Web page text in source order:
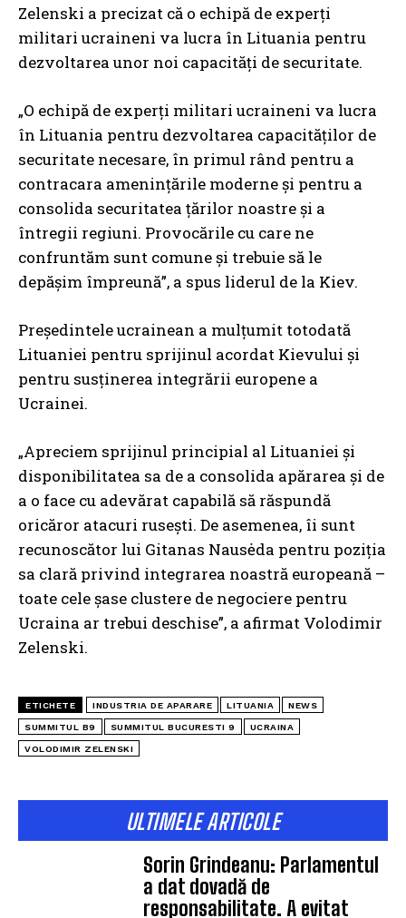
Zelenski a precizat că o echipă de experți
militari ucraineni va lucra în Lituania pentru
dezvoltarea unor noi capacități de securitate.
„O echipă de experți militari ucraineni va lucra
în Lituania pentru dezvoltarea capacităților de
securitate necesare, în primul rând pentru a
contracara amenințările moderne și pentru a
consolida securitatea țărilor noastre și a
întregii regiuni. Provocările cu care ne
confruntăm sunt comune și trebuie să le
depășim împreună”, a spus liderul de la Kiev.
Președintele ucrainean a mulțumit totodată
Lituaniei pentru sprijinul acordat Kievului și
pentru susținerea integrării europene a
Ucrainei.
„Apreciem sprijinul principial al Lituaniei și
disponibilitatea sa de a consolida apărarea și de
a o face cu adevărat capabilă să răspundă
oricăror atacuri rusești. De asemenea, îi sunt
recunoscător lui Gitanas Nausėda pentru poziția
sa clară privind integrarea noastră europeană –
toate cele șase clustere de negociere pentru
Ucraina ar trebui deschise”, a afirmat Volodimir
Zelenski.
ETICHETE INDUSTRIA DE APARARE LITUANIA NEWS
SUMMITUL B9 SUMMITUL BUCURESTI 9 UCRAINA
VOLODIMIR ZELENSKI
ULTIMELE ARTICOLE
Sorin Grindeanu: Parlamentul
a dat dovadă de
responsabilitate. A evitat